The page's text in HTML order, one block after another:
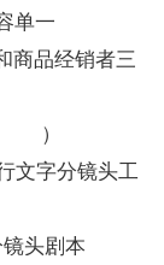
单一
品经销者三
）
字分镜头工
头剧本